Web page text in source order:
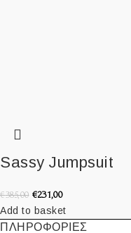
Sassy Jumpsuit
€385,00 €231,00
Add to basket
ΠΛΗΡΟΦΟΡΙΕΣ